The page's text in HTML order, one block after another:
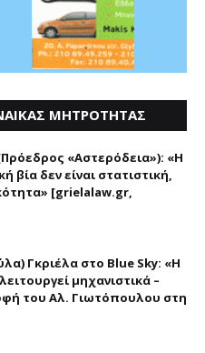
ΜΗΤΡΟΤΗΤΑΣ
«Αστερόδεια»): «Η
βία δεν είναι στατιστική,
[grielalaw.gr,
Γκριέλα στο Blue Sky: «Η
μηχανιστικά –
του Αλ. Γιωτόπουλου στη